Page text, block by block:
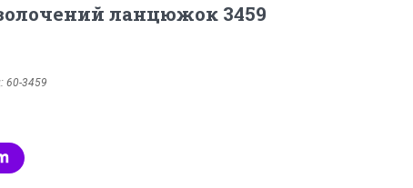
ланцюжок 3459
60-3459